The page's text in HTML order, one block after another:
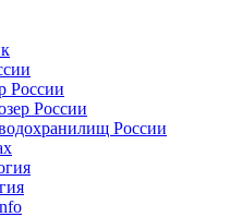
России
России
России